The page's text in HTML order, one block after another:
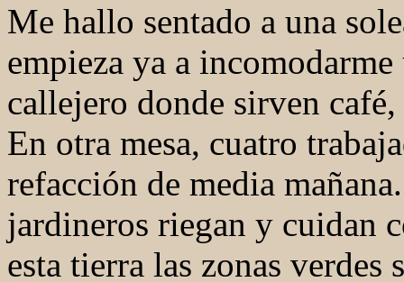
Me hallo sentado a una
empieza ya a
callejero donde sirven
En otra mesa, cuatro
refacción de media
jardineros riegan y cuidan
esta tierra las zonas verdes